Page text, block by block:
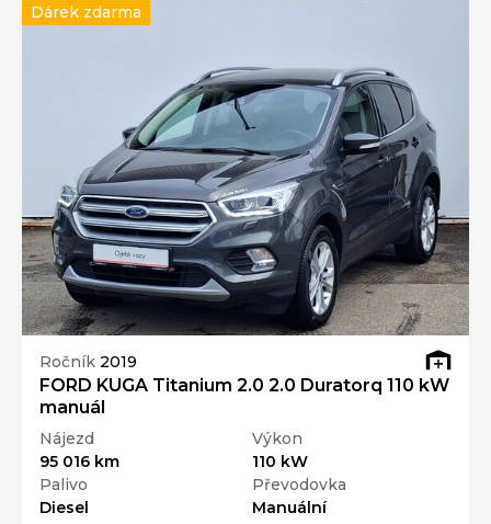
Ročník 2019
FORD KUGA Titanium 2.0 2.0 Duratorq 110 kW
manuál
Nájezd
95 016 km
Výkon
110 kW
Palivo
Diesel
Převodovka
Manuální
Dárek zdarma